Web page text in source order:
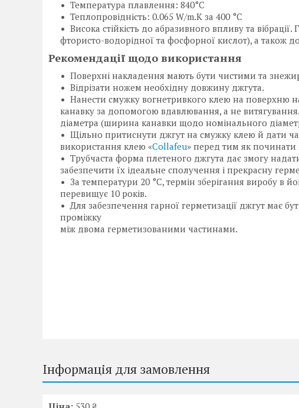
Температура плавлення: 840°C
Теплопровідність: 0.065 W/m.K за 400 °C
Висока стійкість до абразивного впливу та
фтористо-водорідної та фосфорної кислот), а також
Рекомендації щодо використання
Поверхні накладення мають бути чистими та
Відрізати ножем необхідну довжину джгута.
Нанести смужку вогнетривкого клею на поверхню
канавку за допомогою вдавлювання, а не
діаметра (ширина канавки щодо номінального
Щільно притиснути джгут на смужку клею й дати
використання клею «Collafeu» перед тим як починати
Трубчаста форма плетеного джгута дає змогу
забезпечити їх ідеальне сполучення і прекрасну
За температури 20 °C, термін зберігання виробу в
перевищує 10 років.
Для забезпечення гарної герметизації джгут має
проміжку
між двома герметизованими частинами.
Інформація для замовлення